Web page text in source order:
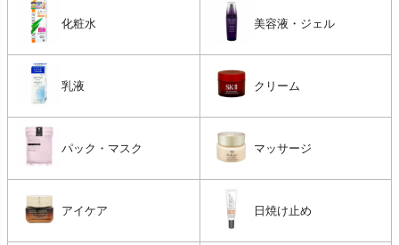
化粧水 美容液・ジェル
乳液 クリーム
パック・マスク マッサージ
アイケア 日焼け止め